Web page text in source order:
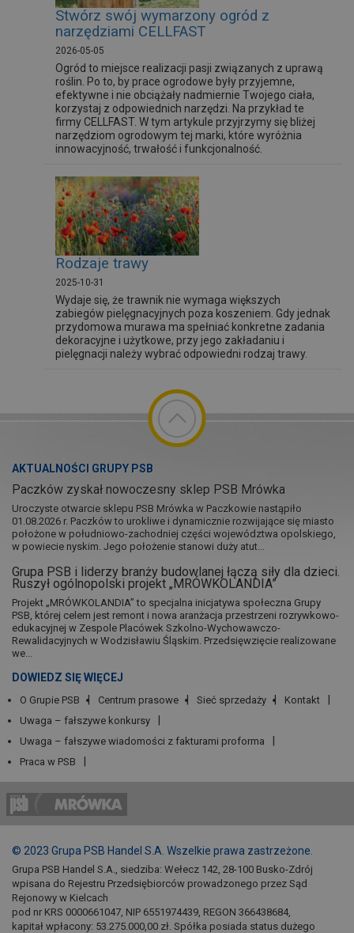
Stwórz swój wymarzony ogród z
narzędziami CELLFAST
2026-05-05
Ogród to miejsce realizacji pasji związanych z uprawą
roślin. Po to, by prace ogrodowe były przyjemne,
efektywne i nie obciążały nadmiernie Twojego ciała,
korzystaj z odpowiednich narzędzi. Na przykład te
firmy CELLFAST. W tym artykule przyjrzymy się bliżej
narzędziom ogrodowym tej marki, które wyróżnia
innowacyjność, trwałość i funkcjonalność.
Rodzaje trawy
2025-10-31
Wydaje się, że trawnik nie wymaga większych
zabiegów pielęgnacyjnych poza koszeniem. Gdy jednak
przydomowa murawa ma spełniać konkretne zadania
dekoracyjne i użytkowe, przy jego zakładaniu i
pielęgnacji należy wybrać odpowiedni rodzaj trawy.
AKTUALNOŚCI GRUPY PSB
Paczków zyskał nowoczesny sklep PSB Mrówka
Uroczyste otwarcie sklepu PSB Mrówka w Paczkowie nastąpiło
01.08.2026 r. Paczków to urokliwe i dynamicznie rozwijające się miasto
położone w południowo-zachodniej części województwa opolskiego,
w powiecie nyskim. Jego położenie stanowi duży atut...
Grupa PSB i liderzy branży budowlanej łączą siły dla dzieci.
Ruszył ogólnopolski projekt „MRÓWKOLANDIA”
Projekt „MRÓWKOLANDIA” to specjalna inicjatywa społeczna Grupy
PSB, której celem jest remont i nowa aranżacja przestrzeni rozrywkowo-
edukacyjnej w Zespole Placówek Szkolno-Wychowawczo-
Rewalidacyjnych w Wodzisławiu Śląskim. Przedsięwzięcie realizowane
we...
DOWIEDZ SIĘ WIĘCEJ
O Grupie PSB Centrum prasowe Sieć sprzedaży
Kontakt
Uwaga – fałszywe konkursy
Uwaga – fałszywe wiadomości z fakturami proforma
Praca w PSB
© 2023 Grupa PSB Handel S.A. Wszelkie prawa zastrzeżone.
Grupa PSB Handel S.A., siedziba: Wełecz 142, 28-100 Busko-Zdrój
wpisana do Rejestru Przedsiębiorców prowadzonego przez Sąd
Rejonowy w Kielcach
pod nr KRS 0000661047, NIP 6551974439, REGON 366438684,
kapitał wpłacony: 53.275.000,00 zł. Spółka posiada status dużego